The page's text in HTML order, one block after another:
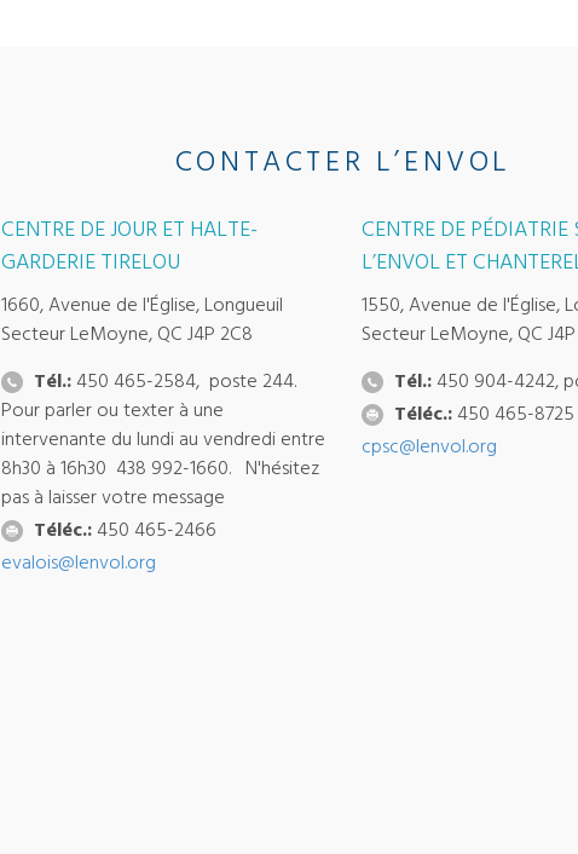
CONTACTER L’ENVOL
CENTRE DE JOUR ET HALTE-
GARDERIE TIRELOU
1660, Avenue de l'Église, Longueuil
Secteur LeMoyne, QC J4P 2C8
Tél.:450 465-2584, poste 244.
Pour parler ou texter à une
intervenante du lundi au vendredi entre
8h30 à 16h30 438 992-1660. N'hésitez
pas à laisser votre message
Téléc.:450 465-2466
evalois@lenvol.org
CENTRE DE PÉDIATRIE
L’ENVOL ET
1550, Avenue de l'Église,
Secteur LeMoyne, QC
Tél.: 450 904-4242,
Téléc.: 450 465-8725
cpsc@lenvol.org